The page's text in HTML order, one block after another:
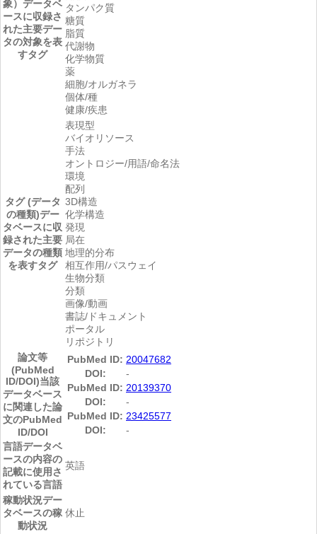
象） データベ
ースに収録さ
れた主要デー
タの対象を表
すタグ
タンパク質
糖質
脂質
代謝物
化学物質
薬
細胞/オルガネラ
個体/種
健康/疾患
タグ (データ
の種類)デー
タベースに収
録された主要
データの種類
を表すタグ
表現型
バイオリソース
手法
オントロジー/用語/命名法
環境
配列
3D構造
化学構造
発現
局在
地理的分布
相互作用/パスウェイ
生物分類
分類
画像/動画
書誌/ドキュメント
ポータル
リポジトリ
論文等
(PubMed
ID/DOI)当該
データベース
に関連した論
文のPubMed
ID/DOI
PubMed ID: 20047682
DOI:
-
PubMed ID: 20139370
DOI:
-
PubMed ID: 23425577
DOI:
-
言語データベ
ースの内容の
記載に使用さ
れている言語
英語
稼動状況デー
タベースの稼
動状況
休止